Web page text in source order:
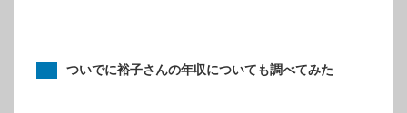
ついでに裕子さんの年収についても調べてみた